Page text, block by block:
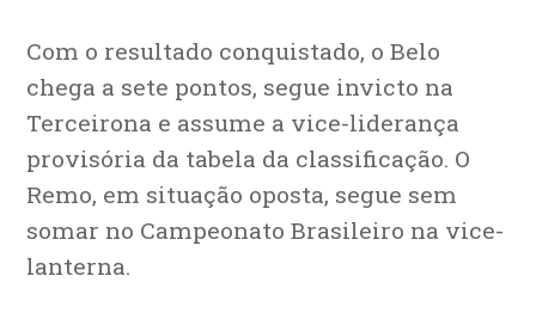
Com o resultado conquistado, o Belo
chega a sete pontos, segue invicto na
Terceirona e assume a vice-liderança
provisória da tabela da classificação. O
Remo, em situação oposta, segue sem
somar no Campeonato Brasileiro na vice-
lanterna.